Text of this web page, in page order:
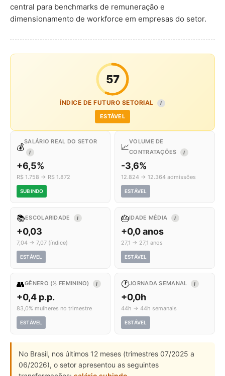
central para benchmarks de remuneração e
dimensionamento de workforce em empresas do setor.
57
ÍNDICE DE FUTURO SETORIAL I
ESTÁVEL
💰
SALÁRIO REAL DO SETOR
I
+6,5%
R$ 1.758 → R$ 1.872
SUBINDO
📈
VOLUME DE
CONTRATAÇÕES
I
-3,6%
12.824 → 12.364 admissões
ESTÁVEL
📚ESCOLARIDADE I
+0,03
7,04 → 7,07 (índice)
ESTÁVEL
🎂IDADE MÉDIA I
+0,0 anos
27,1 → 27,1 anos
ESTÁVEL
👥GÊNERO (% FEMININO) I
+0,4 p.p.
83,0% mulheres no trimestre
ESTÁVEL
🕐JORNADA SEMANAL I
+0,0h
44h → 44h semanais
ESTÁVEL
No Brasil, nos últimos 12 meses (trimestres 07/2025 a
06/2026), o setor apresentou as seguintes